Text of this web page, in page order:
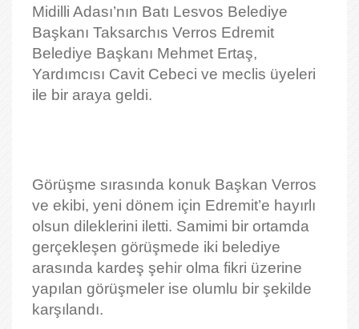
Midilli Adası’nın Batı Lesvos Belediye
Başkanı Taksarchıs Verros Edremit
Belediye Başkanı Mehmet Ertaş,
Yardımcısı Cavit Cebeci ve meclis üyeleri
ile bir araya geldi.
Görüşme sırasında konuk Başkan Verros
ve ekibi, yeni dönem için Edremit’e hayırlı
olsun dileklerini iletti. Samimi bir ortamda
gerçekleşen görüşmede iki belediye
arasında kardeş şehir olma fikri üzerine
yapılan görüşmeler ise olumlu bir şekilde
karşılandı.